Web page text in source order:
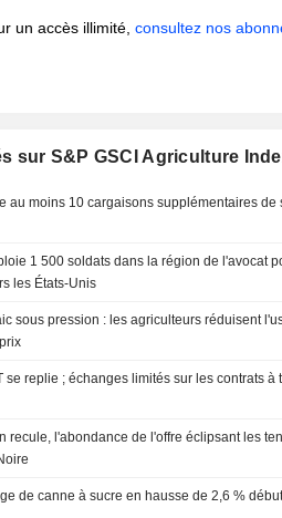
un accès illimité,consultez nos
sur S&P GSCI Agriculture
au moins 10 cargaisons supplémentaires de
1 500 soldats dans la région de l'avocat
les États-Unis
sous pression : les agriculteurs réduisent
se replie ; échanges limités sur les contrats à
recule, l'abondance de l'offre éclipsant les
de canne à sucre en hausse de 2,6 %